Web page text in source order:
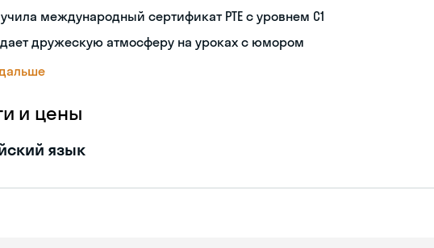
международный сертификат PTE с уровнем C1
дружескую атмосферу на уроках с юмором
и цены
язык